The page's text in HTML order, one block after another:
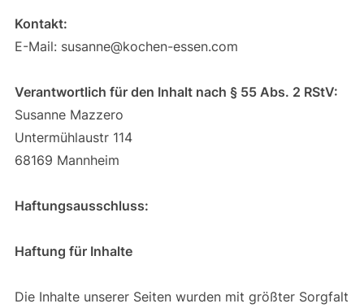
Kontakt:
E-Mail: susanne@kochen-essen.com
Verantwortlich für den Inhalt nach § 55 Abs. 2 RStV:
Susanne Mazzero
Untermühlaustr 114
68169 Mannheim
Haftungsausschluss:
Haftung für Inhalte
Die Inhalte unserer Seiten wurden mit größter Sorgfalt